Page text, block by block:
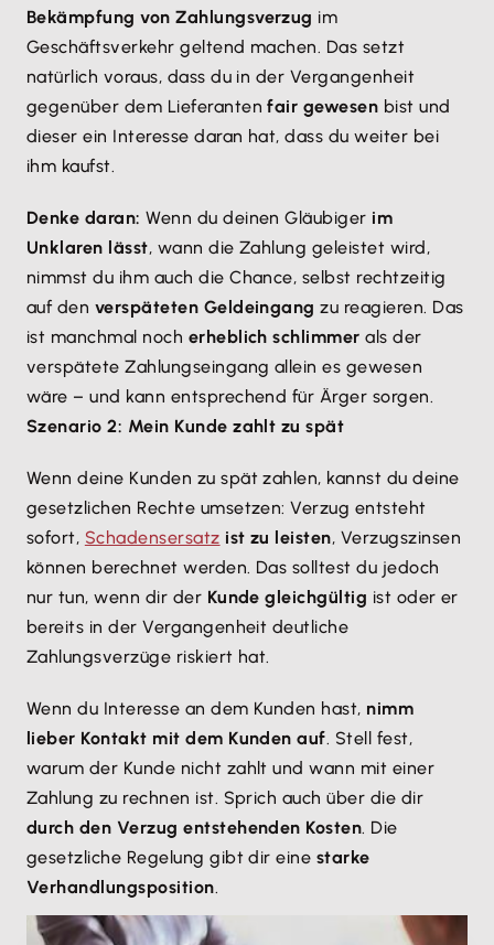
Bekämpfung von Zahlungsverzug im
Geschäftsverkehr geltend machen. Das setzt
natürlich voraus, dass du in der Vergangenheit
gegenüber dem Lieferantenfair gewesen bist und
dieser ein Interesse daran hat, dass du weiter bei
ihm kaufst.
Denke daran: Wenn du deinen Gläubiger im
Unklaren lässt, wann die Zahlung geleistet wird,
nimmst du ihm auch die Chance, selbst rechtzeitig
auf den verspäteten Geldeingang zu reagieren. Das
ist manchmal noch erheblich schlimmer als der
verspätete Zahlungseingang allein es gewesen
wäre – und kann entsprechend für Ärger sorgen.
Szenario 2: Mein Kunde zahlt zu spät
Wenn deine Kunden zu spät zahlen, kannst du deine
gesetzlichen Rechte umsetzen: Verzug entsteht
sofort, Schadensersatz ist zu leisten, Verzugszinsen
können berechnet werden. Das solltest du jedoch
nur tun, wenn dir der Kunde gleichgültig ist oder er
bereits in der Vergangenheit deutliche
Zahlungsverzüge riskiert hat.
Wenn du Interesse an dem Kunden hast, nimm
lieber Kontakt mit dem Kunden auf. Stell fest,
warum der Kunde nicht zahlt und wann mit einer
Zahlung zu rechnen ist. Sprich auch über die dir
durch den Verzug entstehenden Kosten. Die
gesetzliche Regelung gibt dir eine starke
Verhandlungsposition.